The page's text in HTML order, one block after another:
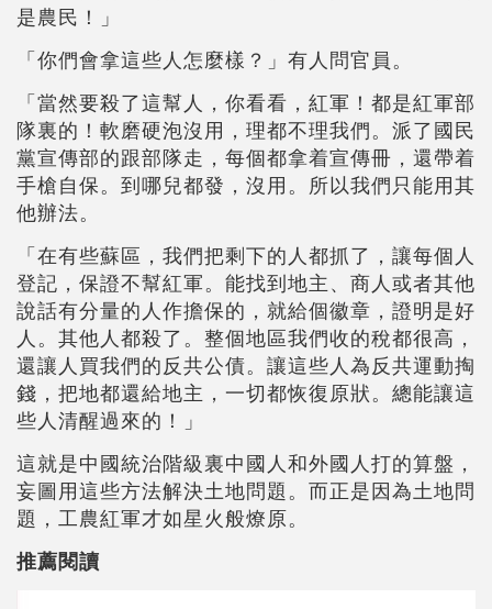
是農民！」
「你們會拿這些人怎麼樣？」有人問官員。
「當然要殺了這幫人，你看看，紅軍！都是紅軍部
隊裏的！軟磨硬泡沒用，理都不理我們。派了國民
黨宣傳部的跟部隊走，每個都拿着宣傳冊，還帶着
手槍自保。到哪兒都發，沒用。所以我們只能用其
他辦法。
「在有些蘇區，我們把剩下的人都抓了，讓每個人
登記，保證不幫紅軍。能找到地主、商人或者其他
說話有分量的人作擔保的，就給個徽章，證明是好
人。其他人都殺了。整個地區我們收的稅都很高，
還讓人買我們的反共公債。讓這些人為反共運動掏
錢，把地都還給地主，一切都恢復原狀。總能讓這
些人清醒過來的！」
這就是中國統治階級裏中國人和外國人打的算盤，
妄圖用這些方法解決土地問題。而正是因為土地問
題，工農紅軍才如星火般燎原。
推薦閱讀